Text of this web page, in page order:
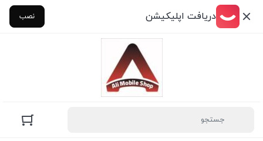
دریافت اپلیکیشن نصب